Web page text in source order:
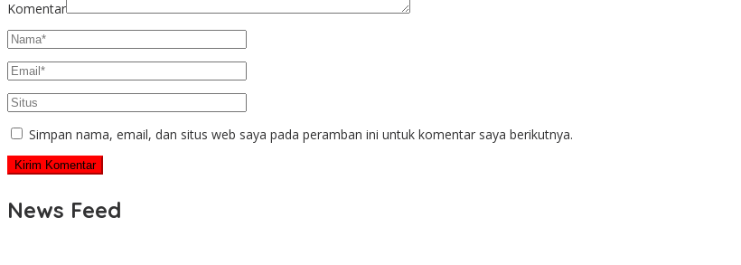
Komentar
Simpan nama, email, dan situs web saya pada peramban ini untuk komentar saya berikutnya.
News Feed